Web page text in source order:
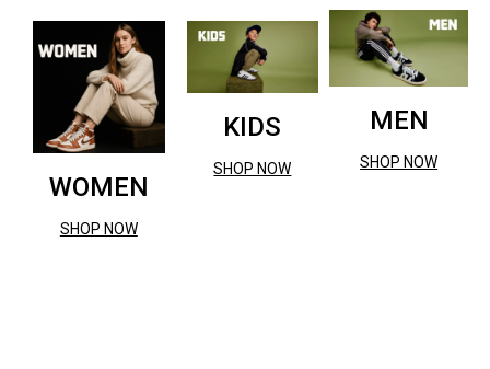
MEN
SHOP NOW
KIDS
SHOP NOW
WOMEN
SHOP NOW